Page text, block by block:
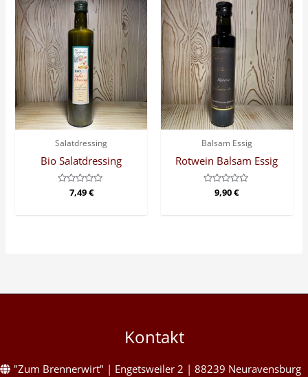
Salatdressing
Bio Salatdressing
Bewertet
7,49€
Balsam Essig
Rotwein Balsam Essig
Bewertet
9,90€
Kontakt
"Zum Brennerwirt" | Engetsweiler 2 | 88239 Neuravensburg